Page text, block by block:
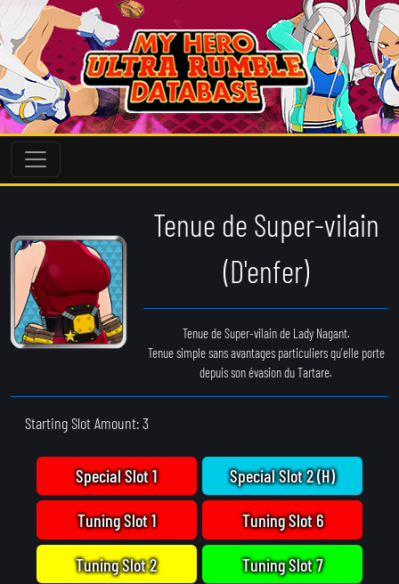
Tenue de Super-vilain
(D'enfer)
Tenue de Super-vilain de Lady Nagant.
Tenue simple sans avantages particuliers qu'elle porte
depuis son évasion du Tartare.
Starting Slot Amount: 3
Special Slot 1
Tuning Slot 1
Tuning Slot 2
Special Slot 2 (H)
Tuning Slot 6
Tuning Slot 7